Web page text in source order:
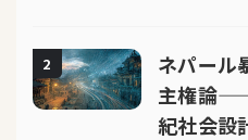
2
ネパール
主権論
紀社会設